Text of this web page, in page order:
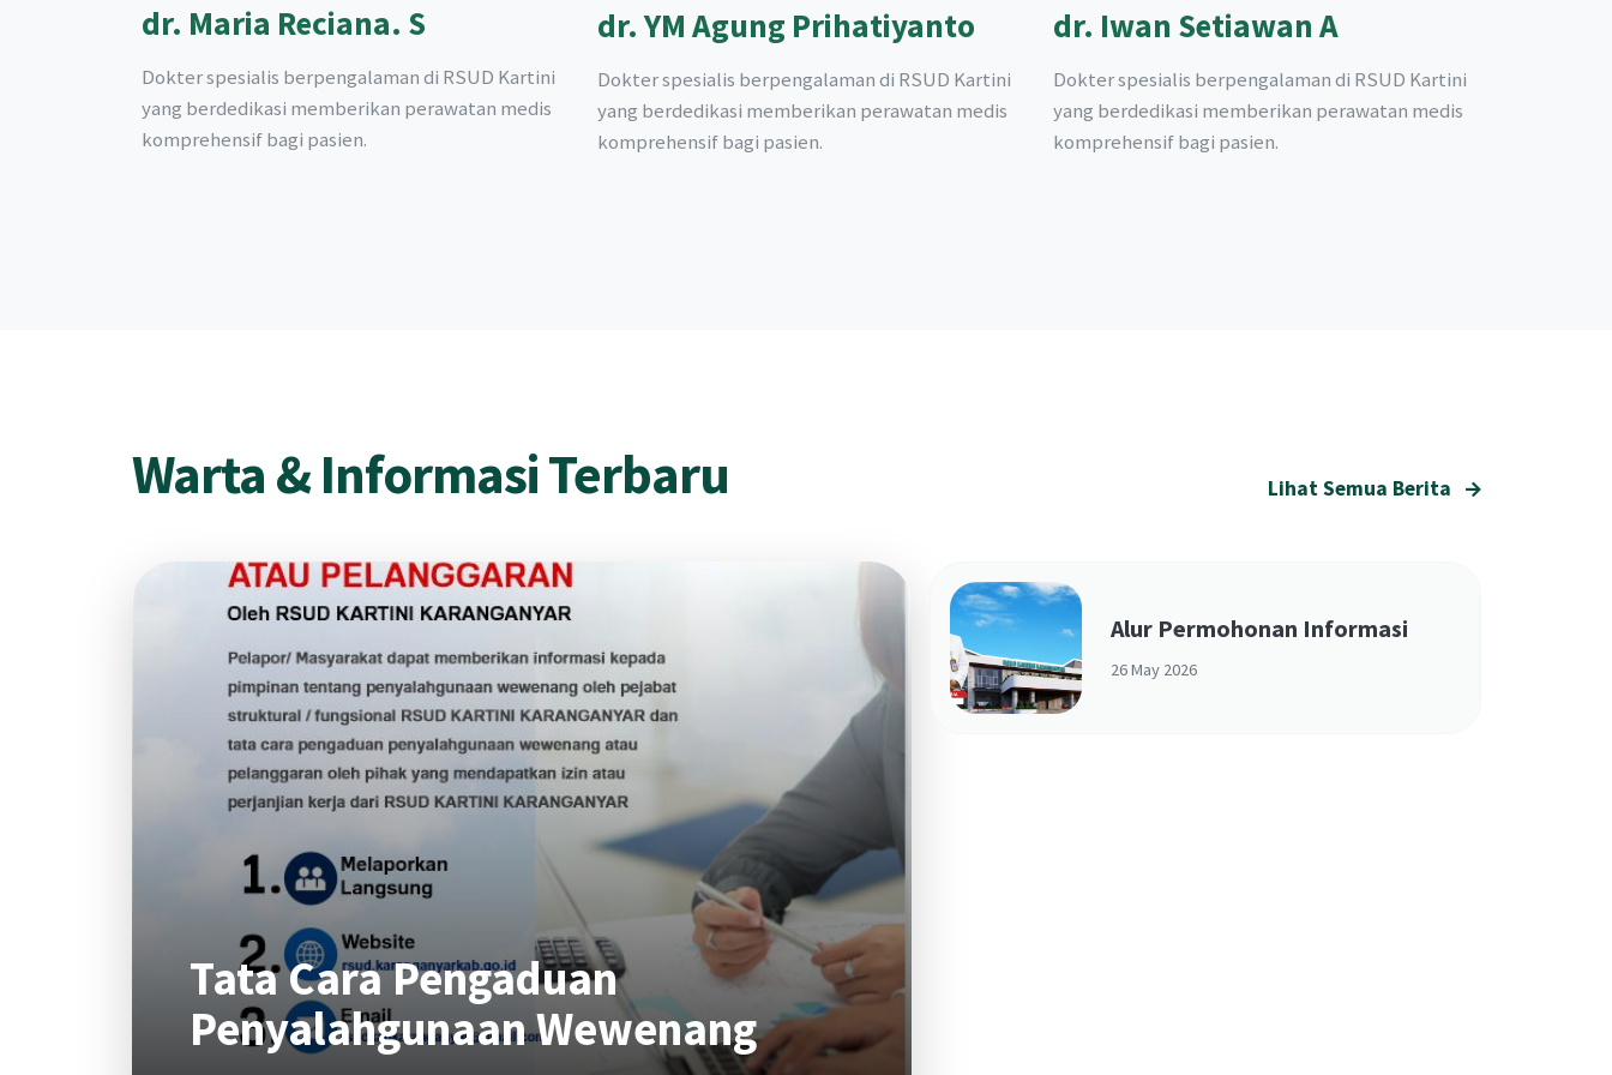
dr. Maria Reciana. S
Dokter spesialis berpengalaman di RSUD Kartini
yang berdedikasi memberikan perawatan medis
komprehensif bagi pasien.
dr. YM Agung Prihatiyanto
Dokter spesialis berpengalaman di RSUD Kartini
yang berdedikasi memberikan perawatan medis
komprehensif bagi pasien.
dr. Iwan Setiawan A
Dokter spesialis berpengalaman di RSUD Kartini
yang berdedikasi memberikan perawatan medis
komprehensif bagi pasien.
Warta & Informasi Terbaru Lihat Semua Berita
Tata Cara Pengaduan
Penyalahgunaan Wewenang
Alur Permohonan Informasi
26 May 2026